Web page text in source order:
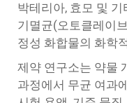
박테리아, 효모 및
기멸균(오토클레이
정성 화합물의 화학
제약 연구소는 약물
과정에서 무균 여과